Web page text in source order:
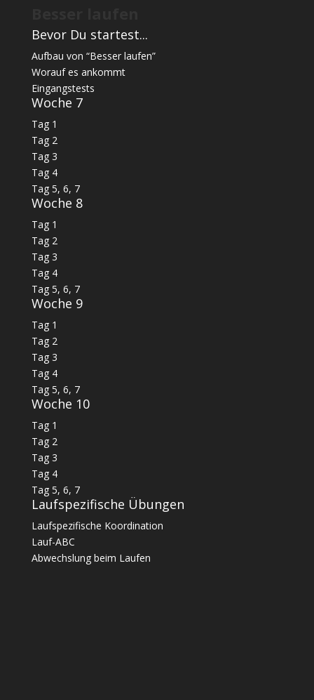
Bevor Du startest...
Aufbau von “Besser laufen”
Worauf es ankommt
Eingangstests
Woche 7
Tag 1
Tag 2
Tag 3
Tag 4
Tag 5, 6, 7
Woche 8
Tag 1
Tag 2
Tag 3
Tag 4
Tag 5, 6, 7
Woche 9
Tag 1
Tag 2
Tag 3
Tag 4
Tag 5, 6, 7
Woche 10
Tag 1
Tag 2
Tag 3
Tag 4
Tag 5, 6, 7
Laufspezifische Übungen
Laufspezifische Koordination
Lauf-ABC
Abwechslung beim Laufen